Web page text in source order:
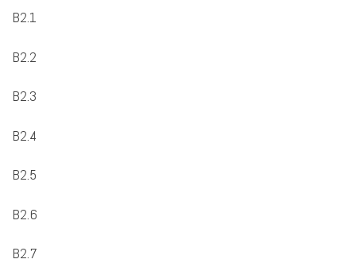
B2.1
B2.2
B2.3
B2.4
B2.5
B2.6
B2.7